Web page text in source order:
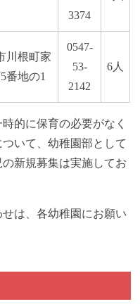
3374
川根町家
番地の1
0547-
53-
2142
6人
的に保育の必要がなく
いて、幼稚園部として
新規募集は実施してお
は、各幼稚園にお願い